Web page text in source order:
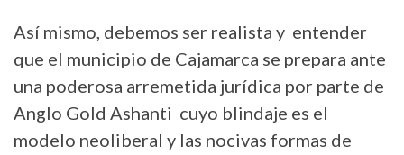
Así mismo, debemos ser realista y entender
que el municipio de Cajamarca se prepara ante
una poderosa arremetida jurídica por parte de
Anglo Gold Ashanti cuyo blindaje es el
modelo neoliberal y las nocivas formas de